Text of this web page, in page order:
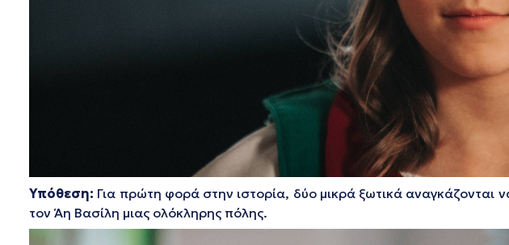
Υπόθεση: Για πρώτη φορά στην ιστορία, δύο μικρά ξωτικά
τον Άη Βασίλη μιας ολόκληρης πόλης.